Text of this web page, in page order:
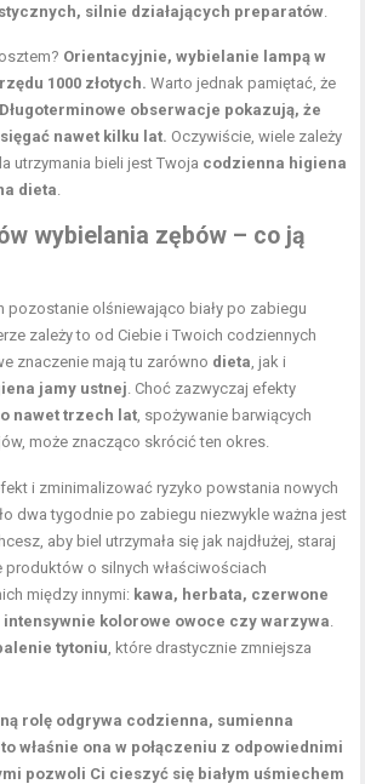
silnie działających preparatów
Orientacyjnie, wybielanie lampą w
1000 złotych. Warto jednak pamiętać, że
Długoterminowe obserwacje pokazują, że
nawet kilku lat. Oczywiście, wiele zależy
utrzymania bieli jest Twoja codzienna higiena
dieta
wybielania zębów – co ją
pozostanie olśniewająco biały po zabiegu
zależy to od Ciebie i Twoich codziennych
znaczenie mają tu zarówno dieta , jak i
jamy ustnej . Choć zazwyczaj efekty
nawet trzech lat , spożywanie barwiących
może znacząco skrócić ten okres.
i zminimalizować ryzyko powstania nowych
dwa tygodnie po zabiegu niezwykle ważna jest
aby biel utrzymała się jak najdłużej, staraj
o silnych właściwościach
między innymi: kawa, herbata, czerwone
kolorowe owoce czy warzywa
tytoniu , które drastycznie zmniejsza
rolę odgrywa codzienna, sumienna
właśnie ona w połączeniu z odpowiednimi
pozwoli Ci cieszyć się białym uśmiechem